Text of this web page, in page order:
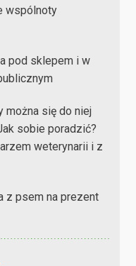
wspólnoty
pod sklepem i w
można się do niej
sobie poradzić?
weterynarii i z
z psem na prezent